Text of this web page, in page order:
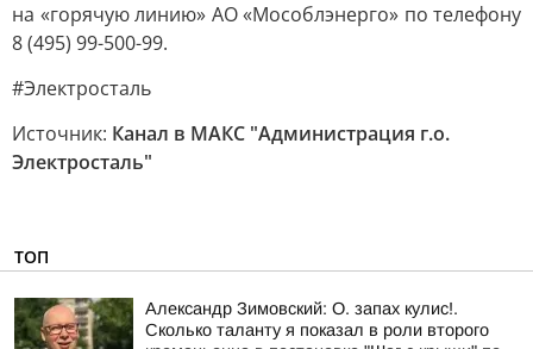
на «горячую линию» АО «Мособлэнерго» по телефону
8 (495) 99-500-99.
#Электросталь
Источник: Канал в МАКС "Администрация г.о.
Электросталь"
ТОП
Александр Зимовский: О. запах кулис!.
Сколько таланту я показал в роли второго